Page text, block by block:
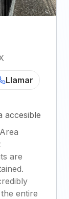
Llamar
accesible
are
entire